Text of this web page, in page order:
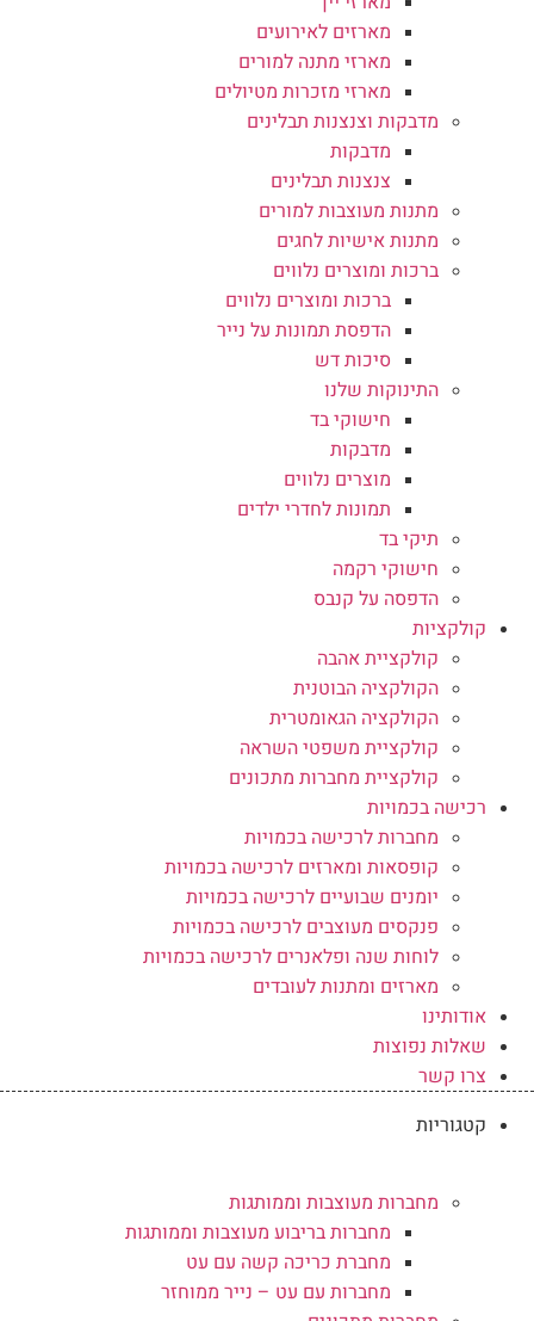
מארזים לאירועים
מארזי מתנה למורים
מארזי מזכרות מטיולים
מדבקות וצנצנות תבלינים
מדבקות
צנצנות תבלינים
מתנות מעוצבות למורים
מתנות אישיות לחגים
ברכות ומוצרים נלווים
ברכות ומוצרים נלווים
הדפסת תמונות על נייר
סיכות דש
התינוקות שלנו
חישוקי בד
מדבקות
מוצרים נלווים
תמונות לחדרי ילדים
תיקי בד
חישוקי רקמה
הדפסה על קנבס
קולקציות
קולקציית אהבה
הקולקציה הבוטנית
הקולקציה הגאומטרית
קולקציית משפטי השראה
קולקציית מחברות מתכונים
רכישה בכמויות
מחברות לרכישה בכמויות
קופסאות ומארזים לרכישה בכמויות
יומנים שבועיים לרכישה בכמויות
פנקסים מעוצבים לרכישה בכמויות
לוחות שנה ופלאנרים לרכישה בכמויות
מארזים ומתנות לעובדים
אודותינו
שאלות נפוצות
צרו קשר
קטגוריות
מחברות מעוצבות וממותגות
מחברות בריבוע מעוצבות וממותגות
מחברת כריכה קשה עם עט
מחברות עם עט – נייר ממוחזר